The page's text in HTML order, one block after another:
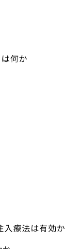
何か
入療法は有効か